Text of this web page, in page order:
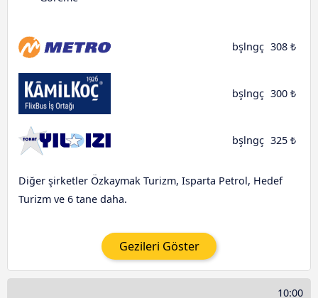
bşlngç 308 ₺
bşlngç 300 ₺
bşlngç 325 ₺
Diğer şirketler Özkaymak Turizm, Isparta Petrol, Hedef
Turizm ve 6 tane daha.
Gezileri Göster
10:00